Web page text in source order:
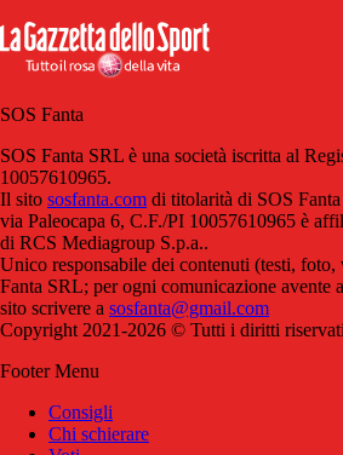
SOS Fanta
SOS Fanta SRL è una società iscritta al
10057610965.
Il sito sosfanta.com di titolarità di SOS
via Paleocapa 6, C.F./PI 10057610965 è
di RCS Mediagroup S.p.a..
Unico responsabile dei contenuti (testi, foto,
Fanta SRL; per ogni comunicazione avente
sito scrivere a sosfanta@gmail.com
Copyright 2021-2026 © Tutti i diritti
Footer Menu
Consigli
Chi schierare